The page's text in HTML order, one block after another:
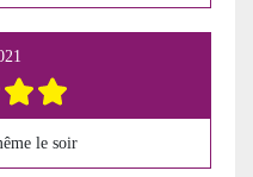
le soir